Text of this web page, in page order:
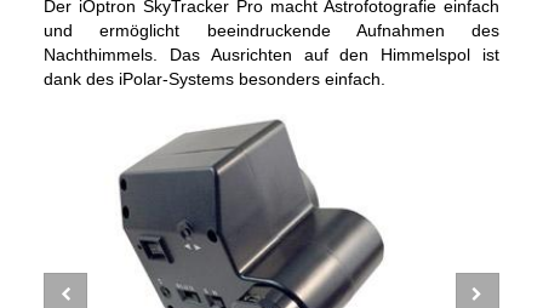
Der iOptron SkyTracker Pro macht Astrofotografie einfach
und ermöglicht beeindruckende Aufnahmen des
Nachthimmels. Das Ausrichten auf den Himmelspol ist
dank des iPolar-Systems besonders einfach.